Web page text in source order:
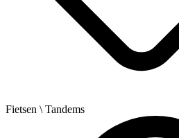
Fietsen \ Tandems